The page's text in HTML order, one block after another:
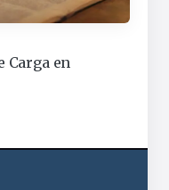
Carga en